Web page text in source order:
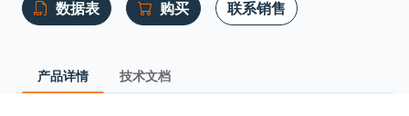
数据表 购买 联系销售
产品详情 技术文档